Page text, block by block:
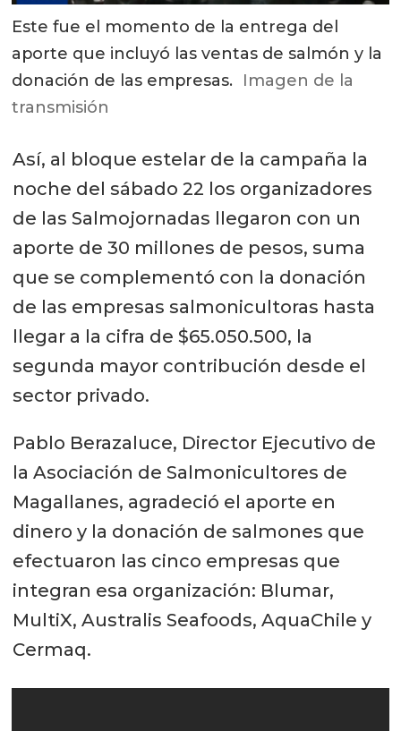
Este fue el momento de la entrega del
aporte que incluyó las ventas de salmón y la
donación de las empresas. Imagen de la
transmisión
Así, al bloque estelar de la campaña la
noche del sábado 22 los organizadores
de las Salmojornadas llegaron con un
aporte de 30 millones de pesos, suma
que se complementó con la donación
de las empresas salmonicultoras hasta
llegar a la cifra de $65.050.500, la
segunda mayor contribución desde el
sector privado.
Pablo Berazaluce, Director Ejecutivo de
la Asociación de Salmonicultores de
Magallanes, agradeció el aporte en
dinero y la donación de salmones que
efectuaron las cinco empresas que
integran esa organización: Blumar,
MultiX, Australis Seafoods, AquaChile y
Cermaq.